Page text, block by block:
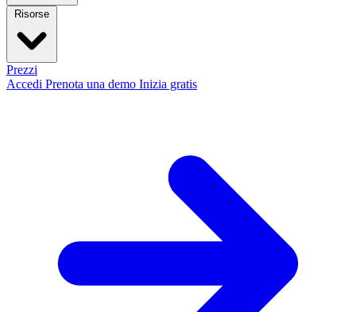
Prezzi
Accedi Prenota una demo Inizia gratis